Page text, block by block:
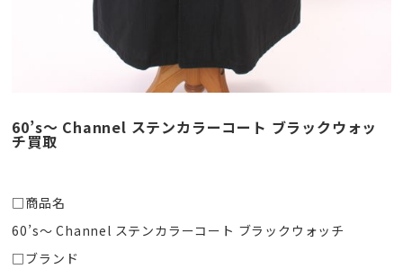
60’s〜 Channel ステンカラーコート ブラックウォッ
チ買取
□商品名
60’s〜 Channel ステンカラーコート ブラックウォッチ
□ブランド